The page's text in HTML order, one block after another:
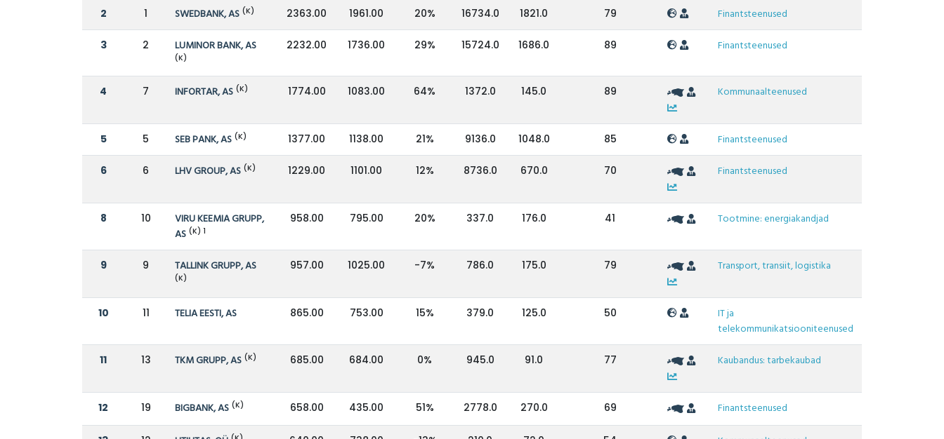
2 1 SWEDBANK, AS (K) 2363.00 1961.00 20% 16734.0 1821.0 79 Finantsteenused
3 2 LUMINOR BANK, AS
(K)
2232.00 1736.00 29% 15724.0 1686.0 89 Finantsteenused
4 7 INFORTAR, AS (K) 1774.00 1083.00 64% 1372.0 145.0 89 Kommunaalteenused
5 5 SEB PANK, AS (K) 1377.00 1138.00 21% 9136.0 1048.0 85 Finantsteenused
6 6 LHV GROUP, AS (K) 1229.00 1101.00 12% 8736.0 670.0 70 Finantsteenused
8 10
VIRU KEEMIA GRUPP,
AS (K) 1
958.00 795.00 20% 337.0 176.0 41 Tootmine: energiakandjad
9 9 TALLINK GRUPP, AS
(K)
957.00 1025.00 -7% 786.0 175.0 79 Transport, transiit, logistika
10 11 TELIA EESTI, AS 865.00 753.00 15% 379.0 125.0 50
IT ja
telekommunikatsiooniteenused
11 13 TKM GRUPP, AS (K) 685.00 684.00 0% 945.0 91.0 77 Kaubandus: tarbekaubad
12 19 BIGBANK, AS (K) 658.00 435.00 51% 2778.0 270.0 69 Finantsteenused